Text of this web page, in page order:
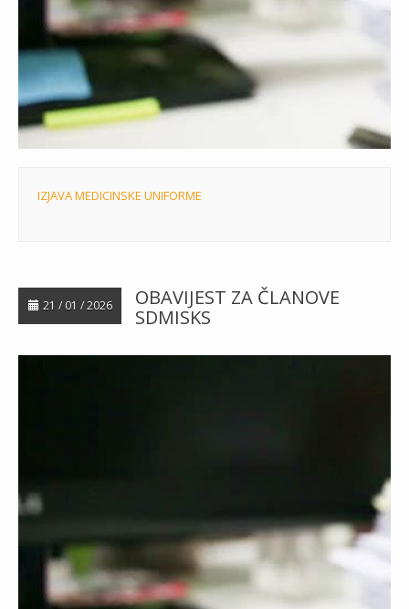
IZJAVA MEDICINSKE UNIFORME
21 / 01 / 2026
OBAVIJEST ZA ČLANOVE
SDMISKS